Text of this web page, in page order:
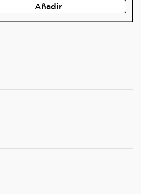
Añadir